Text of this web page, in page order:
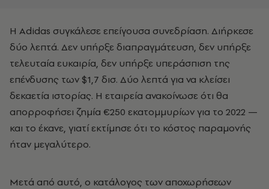
Η Adidas συγκάλεσε επείγουσα συνεδρίαση. Διήρκεσε
δύο λεπτά. Δεν υπήρξε διαπραγμάτευση, δεν υπήρξε
τελευταία ευκαιρία, δεν υπήρξε υπεράσπιση της
επένδυσης των $1,7 δισ. Δύο λεπτά για να κλείσει
δεκαετία ιστορίας. Η εταιρεία ανακοίνωσε ότι θα
απορροφήσει ζημία €250 εκατομμυρίων για το 2022 —
και το έκανε, γιατί εκτίμησε ότι το κόστος παραμονής
ήταν μεγαλύτερο.
Μετά από αυτό, ο κατάλογος των αποχωρήσεων